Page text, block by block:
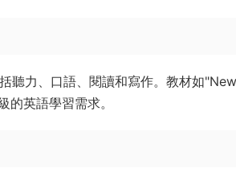
聽力、口語、閱讀和寫作。教材如"New
英語學習需求。